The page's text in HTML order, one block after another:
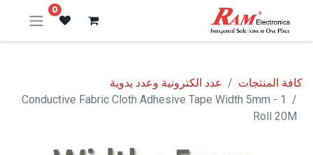
0
كافة المنتجات
عدد الكترونية وعدد يدوية
Conductive Fabric Cloth Adhesive Tape Width 5mm - 1
Roll 20M